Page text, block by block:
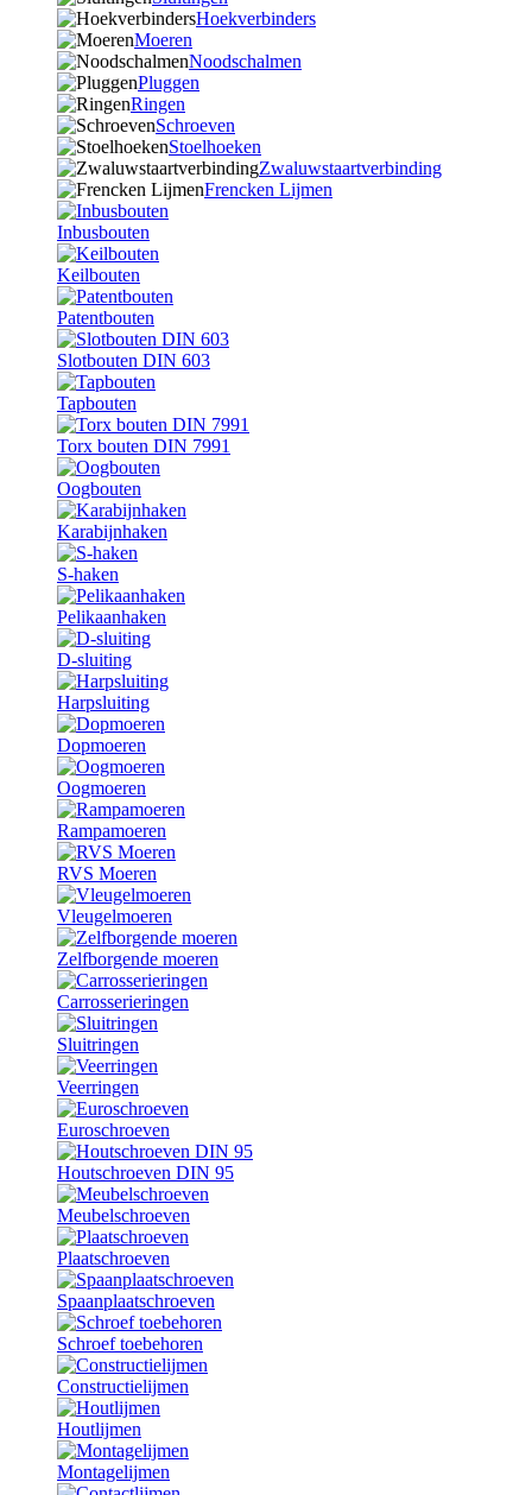
Hoekverbinders
Moeren
Noodschalmen
Pluggen
Ringen
Schroeven
Stoelhoeken
Zwaluwstaartverbinding
Frencken Lijmen
Inbusbouten
Keilbouten
Patentbouten
Slotbouten DIN 603
Tapbouten
Torx bouten DIN 7991
Oogbouten
Karabijnhaken
S-haken
Pelikaanhaken
D-sluiting
Harpsluiting
Dopmoeren
Oogmoeren
Rampamoeren
RVS Moeren
Vleugelmoeren
Zelfborgende moeren
Carrosserieringen
Sluitringen
Veerringen
Euroschroeven
Houtschroeven DIN 95
Meubelschroeven
Plaatschroeven
Spaanplaatschroeven
Schroef toebehoren
Constructielijmen
Houtlijmen
Montagelijmen